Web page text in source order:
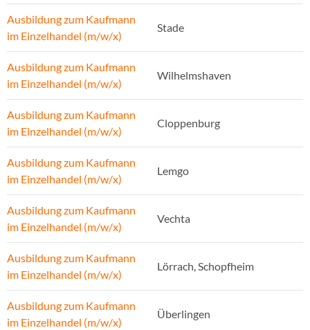
Ausbildung zum Kaufmann
im Einzelhandel (m/w/x)
Stade
Ausbildung zum Kaufmann
im Einzelhandel (m/w/x)
Wilhelmshaven
Ausbildung zum Kaufmann
im Einzelhandel (m/w/x)
Cloppenburg
Ausbildung zum Kaufmann
im Einzelhandel (m/w/x)
Lemgo
Ausbildung zum Kaufmann
im Einzelhandel (m/w/x)
Vechta
Ausbildung zum Kaufmann
im Einzelhandel (m/w/x)
Lörrach, Schopfheim
Ausbildung zum Kaufmann
im Einzelhandel (m/w/x)
Überlingen